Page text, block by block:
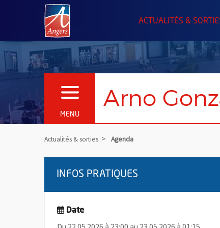
Angers.fr : Retour à l'accueil
ACTUALITÉS &
MENU
OUVRIR LE MENU Arno
Actualités & sorties Agenda
INFOS PRATIQUES
Date